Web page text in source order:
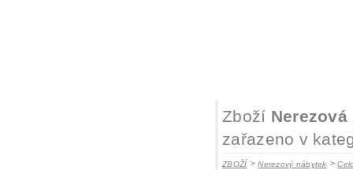
Zboží
zařazeno v
ZBOŽÍ>Nerezový nábytek >